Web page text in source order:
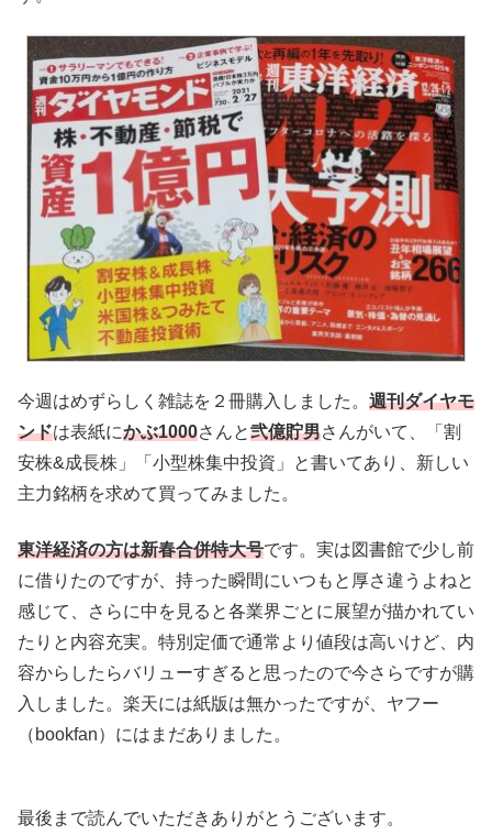
今週はめずらしく雑誌を２冊購入しました。 週刊ダイヤモ
ンドは表紙にかぶ1000さんと弐億貯男さんがいて、「割
安株&成長株」「小型株集中投資」と書いてあり、新しい
主力銘柄を求めて買ってみました。
東洋経済の方は新春合併特大号です。実は図書館で少し前
に借りたのですが、持った瞬間にいつもと厚さ違うよねと
感じて、さらに中を見ると各業界ごとに展望が描かれてい
たりと内容充実。特別定価で通常より値段は高いけど、内
容からしたらバリューすぎると思ったので今さらですが購
入しました。楽天には紙版は無かったですが、ヤフー
（bookfan）にはまだありました。
最後まで読んでいただきありがとうございます。